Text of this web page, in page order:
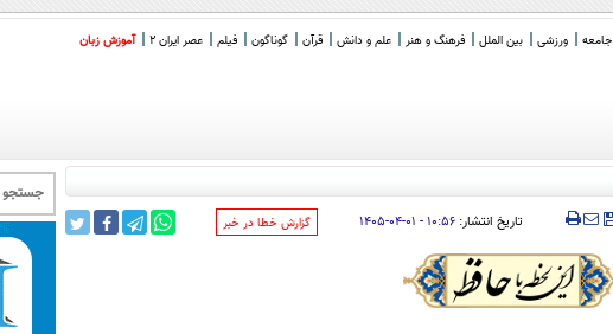
جامعه ورزشی بین الملل فرهنگ و هنر علم و دانش قرآن گوناگون فیلم عصر ایران 2 آموزش زبان
تاریخ انتشار: ۱۰:۵۶ - ۰۱-۰۴-۱۴۰۵ ‌گزارش خطا در خبر